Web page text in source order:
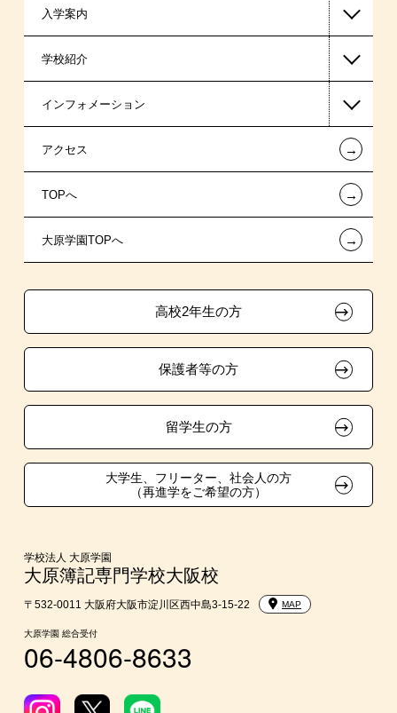
ビジネス系
東京経営大学 学士取得コース
高等教育の修学支援新制度
日本学生支援機構の奨学金
日本政策金融公庫（国の教育ローン）
提携教育ローン
新聞奨学生
試験による特待生制度
クラブ特待生制度
吹奏楽部による特待生制度
入学案内
一般入学
AO入学制度
指定校推薦入学
特別推薦入学
推薦入学
生徒会活動推薦入学
自己推薦入学
東京経営大学への3年次編入学
大学・短大・公務員併願制度
親族紹介制度
2ヵ月簿記1級チャレンジクラス制度
学校紹介
在校生からあなたへ
夢を叶えた先輩たち
施設・研修所
学生寮・マンションのご案内
大原学園グループ案内
インフォメーション
お知らせ・新着情報
在校生へのお知らせ
各種証明書の発行ご希望の方
採用ご担当の方
アクセス ←
TOPへ ←
大原学園TOPへ ←
高校2年生の方
保護者等の方
留学生の方
大学生、フリーター、社会人の方
（再進学をご希望の方）
学校法人 大原学園
大原簿記専門学校大阪校
〒532-0011 大阪府大阪市淀川区西中島3-15-22 MAP
大原学園 総合受付
06-4806-8633